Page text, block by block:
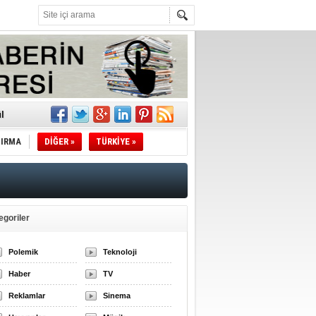
DİĞER » TÜRKİYE »
Polemik Teknoloji
Haber TV
Reklamlar Sinema